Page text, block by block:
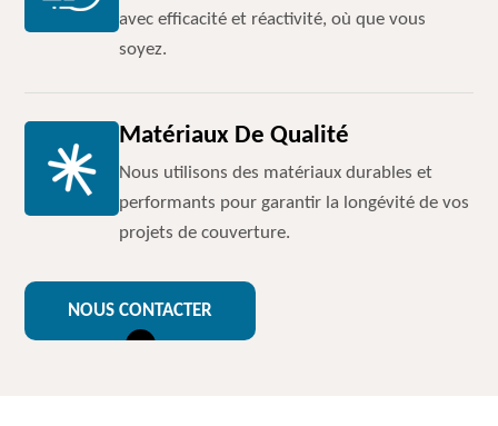
avec efficacité et réactivité, où que vous
soyez.
Matériaux De Qualité
Nous utilisons des matériaux durables et
performants pour garantir la longévité de vos
projets de couverture.
NOUS CONTACTER